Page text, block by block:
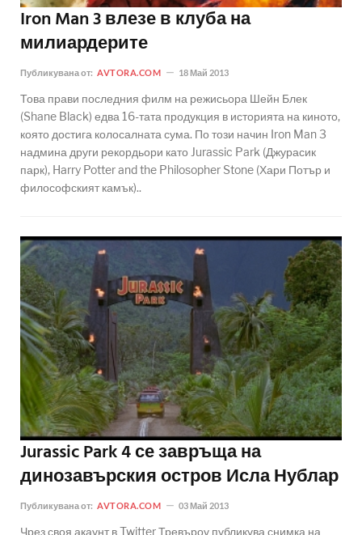
Iron Man 3 влезе в клуба на
милиардерите
Публикувана от: AVTORA.COM 18 Май 2013
Това прави последния филм на режисьора Шейн Блек
(Shane Black) едва 16-тата продукция в историята на киното,
която достига колосалната сума. По този начин Iron Man 3
надмина други рекордьори като Jurassic Park (Джурасик
парк), Harry Potter and the Philosopher Stone (Хари Потър и
философският камък)..
Jurassic Park 4 се завръща на
динозавърския остров Исла Нублар
Публикувана от: AVTORA.COM 03 Май 2013
Чрез своя акаунт в Twitter Тревъроу публикува снимка на